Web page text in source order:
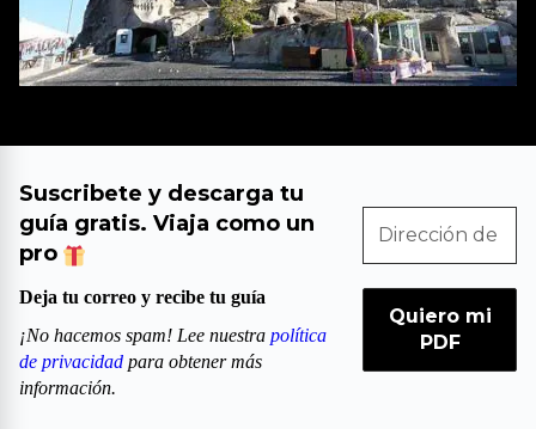
Suscribete y descarga tu
guía gratis. Viaja como un
pro
Deja tu correo y recibe tu guía
¡No hacemos spam! Lee nuestra política
de privacidad para obtener más
información.